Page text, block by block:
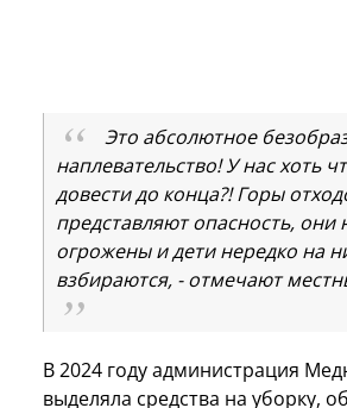
Это абсолютное
наплевательство! У нас хоть
довести до конца?! Горы
представляют опасность, они
огрожены и дети нередко на
взбираются, - отмечают
В 2024 году администрация
выделяла средства на уборку,